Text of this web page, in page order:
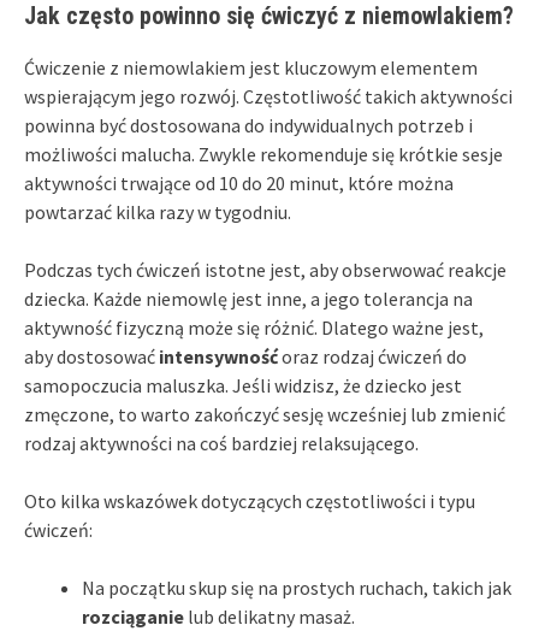
Jak często powinno się ćwiczyć z niemowlakiem?
Ćwiczenie z niemowlakiem jest kluczowym elementem
wspierającym jego rozwój. Częstotliwość takich aktywności
powinna być dostosowana do indywidualnych potrzeb i
możliwości malucha. Zwykle rekomenduje się krótkie sesje
aktywności trwające od 10 do 20 minut, które można
powtarzać kilka razy w tygodniu.
Podczas tych ćwiczeń istotne jest, aby obserwować reakcje
dziecka. Każde niemowlę jest inne, a jego tolerancja na
aktywność fizyczną może się różnić. Dlatego ważne jest,
aby dostosować intensywnośćoraz rodzaj ćwiczeń do
samopoczucia maluszka. Jeśli widzisz, że dziecko jest
zmęczone, to warto zakończyć sesję wcześniej lub zmienić
rodzaj aktywności na coś bardziej relaksującego.
Oto kilka wskazówek dotyczących częstotliwości i typu
ćwiczeń:
Na początku skup się na prostych ruchach, takich jak
rozciąganie lub delikatny masaż.